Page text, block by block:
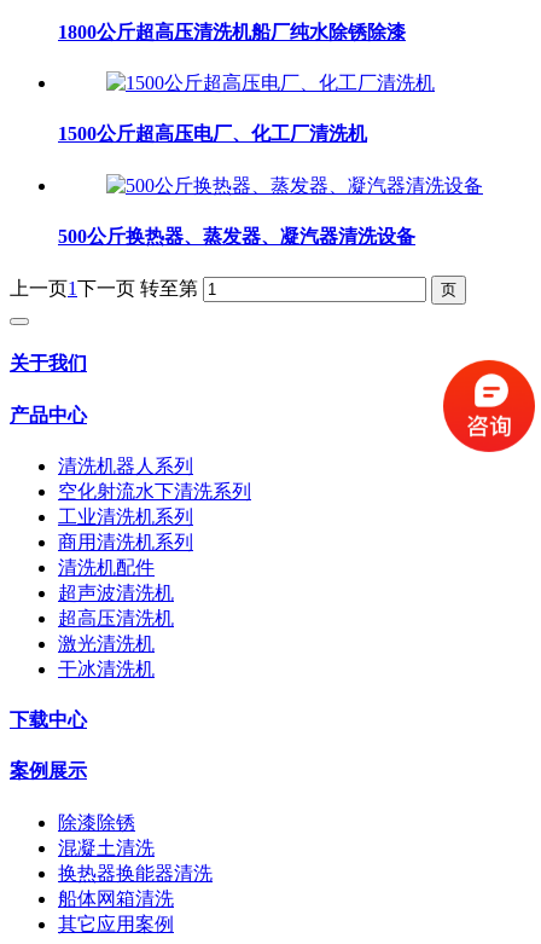
1800公斤超高压清洗机船厂纯水除锈除漆
1500公斤超高压电厂、化工厂清洗机
500公斤换热器、蒸发器、凝汽器清洗设备
上一页1下一页 转至第
关于我们
产品中心
清洗机器人系列
空化射流水下清洗系列
工业清洗机系列
商用清洗机系列
清洗机配件
超声波清洗机
超高压清洗机
激光清洗机
干冰清洗机
下载中心
案例展示
除漆除锈
混凝土清洗
换热器换能器清洗
船体网箱清洗
其它应用案例